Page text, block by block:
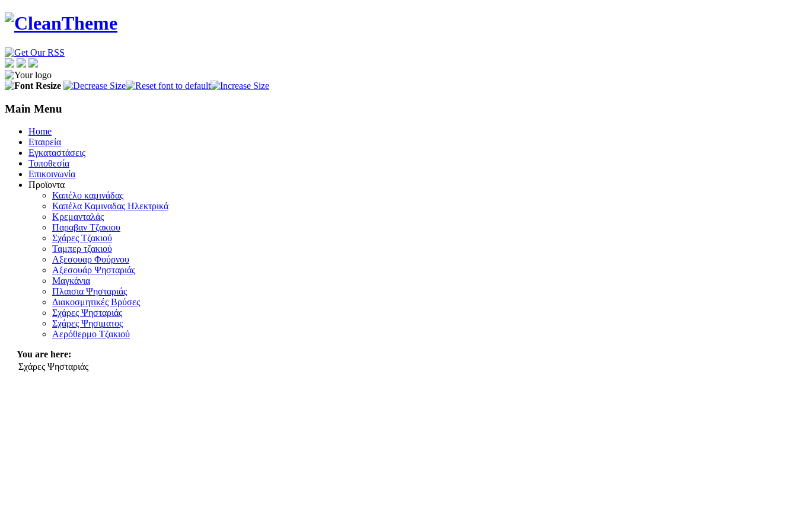
Main Menu
Home
Εταιρεία
Εγκαταστάσεις
Τοποθεσία
Eπικοινωνία
Προϊοντα
Καπέλo καμινάδας
Καπέλα Καμιναδας Ηλεκτρικά
Κρεμανταλάς
Παραβαν Τζακιου
Σχάρες Tζακιού
Ταμπερ τζακιού
Αξεσουαρ Φούρνου
Αξεσουάρ Ψησταριάς
Μαγκάνια
Πλαισια Ψησταριάς
Διακοσμητικές Βρύσες
Σχάρες Ψησταριάς
Σχάρες Ψησιματος
Αερόθερμο Τζακιού
You are here:
Σχάρες Ψησταριάς